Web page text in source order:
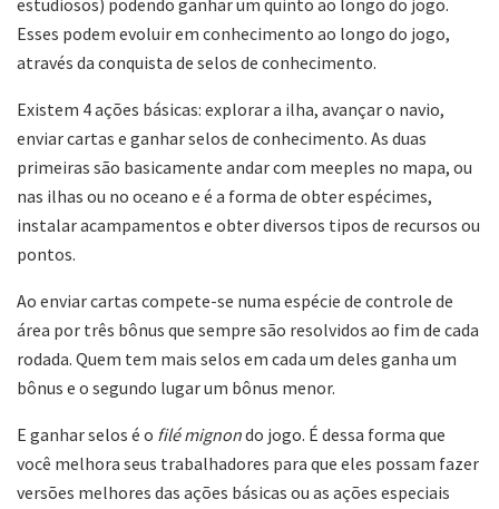
estudiosos) podendo ganhar um quinto ao longo do jogo.
Esses podem evoluir em conhecimento ao longo do jogo,
através da conquista de selos de conhecimento.
Existem 4 ações básicas: explorar a ilha, avançar o navio,
enviar cartas e ganhar selos de conhecimento. As duas
primeiras são basicamente andar com meeples no mapa, ou
nas ilhas ou no oceano e é a forma de obter espécimes,
instalar acampamentos e obter diversos tipos de recursos ou
pontos.
Ao enviar cartas compete-se numa espécie de controle de
área por três bônus que sempre são resolvidos ao fim de cada
rodada. Quem tem mais selos em cada um deles ganha um
bônus e o segundo lugar um bônus menor.
E ganhar selos é o filé mignondo jogo. É dessa forma que
você melhora seus trabalhadores para que eles possam fazer
versões melhores das ações básicas ou as ações especiais